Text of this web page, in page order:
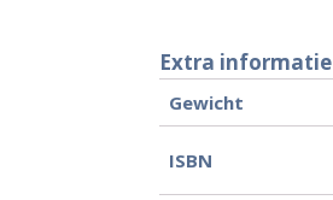
Extra informatie
Gewicht
ISBN